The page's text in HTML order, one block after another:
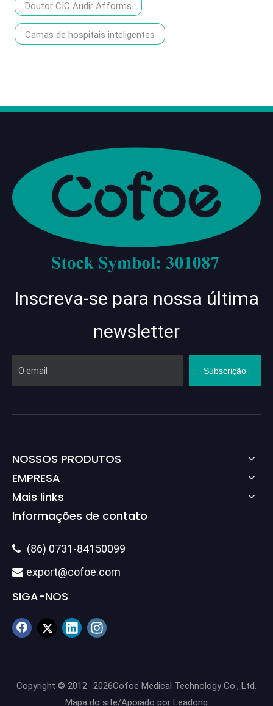
Doutor CIC Audir Afforms
Camas de hospitais inteligentes
Inscreva-se para nossa última
newsletter
Subscrição
NOSSOS PRODUTOS
EMPRESA
Mais links
Informações de contato
 (86) 0731-84150099
 export@cofoe.com
SIGA-NOS
Copyright © 2012- 2026Cofoe Medical Technology Co., Ltd.
Mapa do site/Apoiado por Leadong